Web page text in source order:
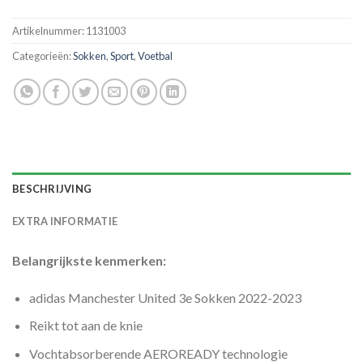
Artikelnummer:1131003
Categorieën:Sokken,Sport,Voetbal
BESCHRIJVING
EXTRA INFORMATIE
Belangrijkste kenmerken:
adidas Manchester United 3e Sokken 2022-2023
Reikt tot aan de knie
Vochtabsorberende AEROREADY technologie